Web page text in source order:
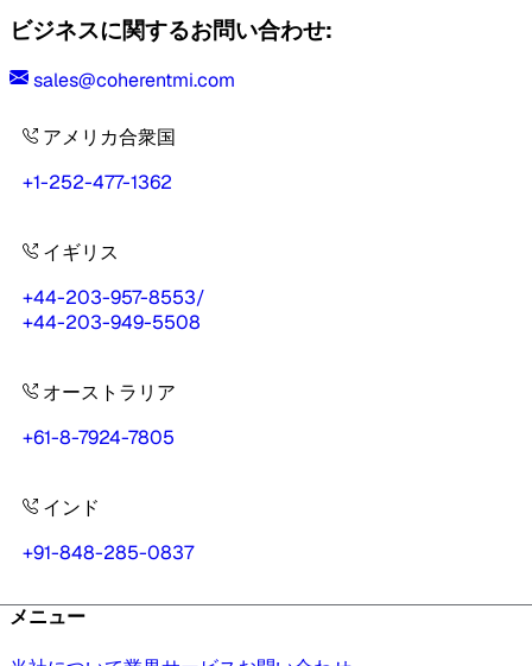
ビジネスに関するお問い合わせ:
sales@coherentmi.com
アメリカ合衆国
+1-252-477-1362
イギリス
+44-203-957-8553/
+44-203-949-5508
オーストラリア
+61-8-7924-7805
インド
+91-848-285-0837
メニュー